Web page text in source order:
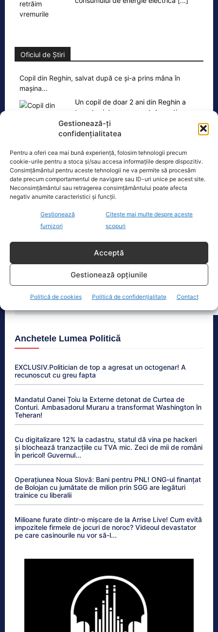
Gestionează-ți
confidențialitatea
Pentru a oferi cea mai bună experiență, folosim tehnologii precum
cookie-urile pentru a stoca și/sau accesa informațiile despre dispozitiv.
Consimțământul pentru aceste tehnologii ne va permite să procesăm
date precum comportamentul de navigare sau ID-uri unice pe acest site.
Neconsimțământul sau retragerea consimțământului poate afecta
negativ anumite caracteristici și funcții.
Gestionează
furnizori
Citește mai multe despre aceste
scopuri
Acceptă
Gestionează opțiunile
Politică de cookies Politică de confidențialitate Contact
Oficiul de Știri
Copil din Reghin, salvat după ce și-a prins mâna în
mașina…
Un copil de doar 2 ani din Reghin a
trecut printr-un moment dramatic,
vineri, după ce și-a prins mâna
dreaptă[...]
Ultimele știri
Bolojan ezită să publice declarația de avere a
partenerei, după ce Nicușor Dan a făcut asta. „Am
Legea integrității trece de Parlament. Dominic Fritz
reacționează dur pe Facebook
tonul discuției: „Și noi vrem rachete”
Anchetele Lumea Politică
EXCLUSIV.Politician de top a agresat un octogenar! A
recunoscut cu greu fapta
Mandatul Oanei Țoiu la Externe detonat de Curtea de
Conturi. Ambasadorul Muraru a transformat Washington în
Teheran!
Cu digitalizare 12% la cadastru, statul dă vina pe hackeri
și blochează tranzacțiile cu TVA mic. Zeci de mii de români
în pericol! Guvernul...
Operațiunea Noua Slovă: Bani pentru PNL! ONG-ul finanțat
de Bolojan cu jumătate de milion prin SGG are legături
trainice cu liberalii
Milioane furate dintr-o mișcare de la Arrise Live! Cum evită
impozitele firmele de jocuri de noroc? Videoul devastator
pe care casinourile nu vor să-l...